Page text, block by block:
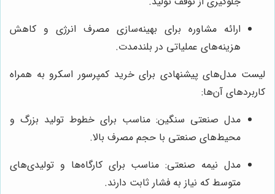
ارائه مشاوره برای بهینه‌سازی مصرف انرژی و کاهش
هزینه‌های عملیاتی در بلندمدت.
لیست مدل‌های پیشنهادی برای خرید کمپرسور اسکرو به همراه
کاربردهای آن‌ها:
مدل صنعتی سنگین: مناسب برای خطوط تولید بزرگ و
محیط‌های صنعتی با حجم مصرف بالا.
مدل نیمه صنعتی: مناسب برای کارگاه‌ها و تولیدی‌های
متوسط که نیاز به فشار ثابت دارند.